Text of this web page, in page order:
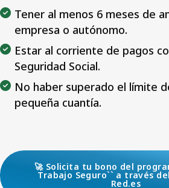
Tener al menos 6 meses de
empresa o autónomo.
Estar al corriente de pagos
Seguridad Social.
No haber superado el límite
pequeña cuantía.
🚀 Solicita tu bono del
Trabajo Seguro`` a través
Red.es